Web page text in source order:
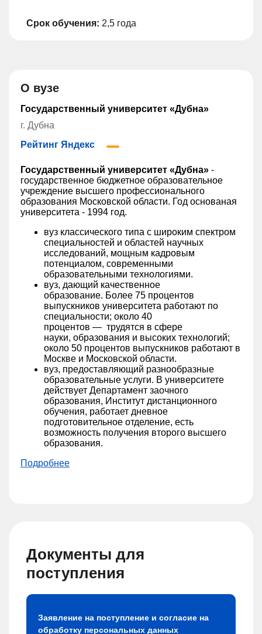
Срок обучения: 2,5 года
О вузе
Государственный университет «Дубна»
г. Дубна
Рейтинг Яндекс
Государственный университет «Дубна» -
государственное бюджетное образовательное
учреждение высшего профессионального
образования Московской области. Год основаная
университета - 1994 год.
вуз классического типа с широким спектром
специальностей и областей научных
исследований, мощным кадровым
потенциалом, современными
образовательными технологиями.
вуз, дающий качественное
образование. Более 75 процентов
выпускников университета работают по
специальности; около 40
процентов — трудятся в сфере
науки, образования и высоких технологий;
около 50 процентов выпускников работают в
Москве и Московской области.
вуз, предоставляющий разнообразные
образовательные услуги. В университете
действует Департамент заочного
образования, Институт дистанционного
обучения, работает дневное
подготовительное отделение, есть
возможность получения второго высшего
образования.
Подробнее
Документы для
поступления
Заявление на поступление и согласие на
обработку персональных данных